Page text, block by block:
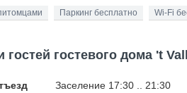
Паркинг бесплатно Wi-Fi
гостей гостевого дома 't
Заселение 17:30 .. 21:30